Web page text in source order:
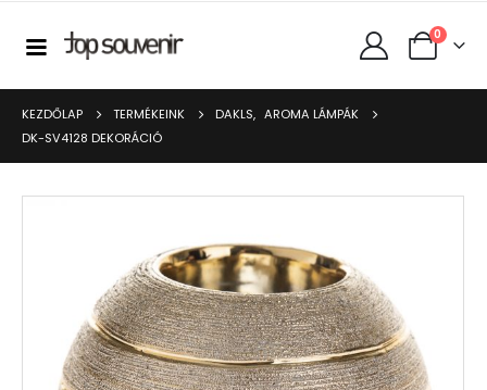
0
KEZDŐLAP TERMÉKEINK DAKLS, AROMA LÁMPÁK
DK-SV4128 DEKORÁCIÓ